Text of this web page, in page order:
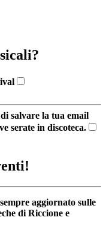
salvare la tua email
serate in discoteca.
aggiornato sulle
di Riccione e